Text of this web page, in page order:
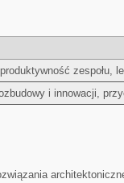
zespołu,
i innowacji,